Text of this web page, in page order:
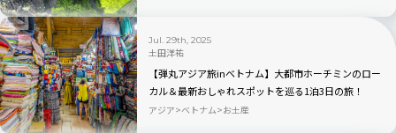
Jul. 29th, 2025
土田洋祐
【弾丸アジア旅inベトナム】大都市ホーチミンのロー
カル＆最新おしゃれスポットを巡る1泊3日の旅！
アジア ベトナム お土産